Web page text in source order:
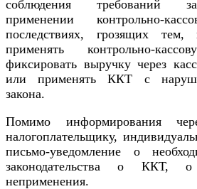
соблюдения требований
применении контрольно-
последствиях, грозящих
применять контрольно-
фиксировать выручку через
или применять ККТ с
закона.
Помимо информирования
налогоплательщику,
письмо-уведомление о
законодательства о ККТ, о
неприменения.